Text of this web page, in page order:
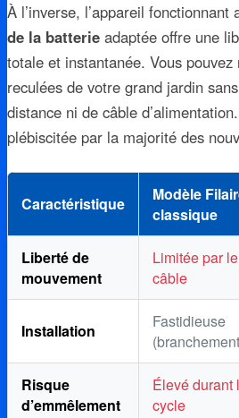
À l’inverse, l’appareil fonctionnant
de la batterie adaptée offre une
totale et instantanée. Vous
reculées de votre grand jardin
distance ni de câble
plébiscitée par la majorité des
Caractéristique
Modèle
classique
Liberté de
mouvement
Limitée par le
câble
Installation
Fastidieuse
Risque
d’emmêlement
Élevé durant
cycle